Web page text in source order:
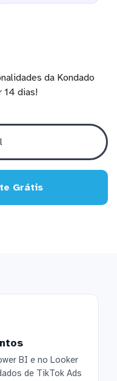
da Kondado
14 dias!
Grátis
BI e no Looker
de TikTok Ads